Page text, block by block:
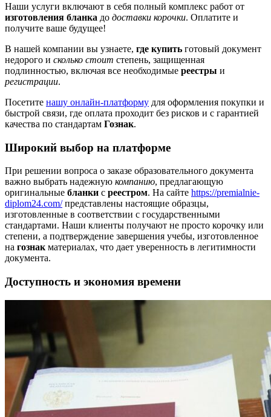
Наши услуги включают в себя полный комплекс работ от
изготовления бланка до доставки корочки. Оплатите и
получите ваше будущее!
В нашей компании вы узнаете, где купить готовый документ
недорого и сколько стоит степень, защищенная
подлинностью, включая все необходимые реестры и
регистрации.
Посетите нашу онлайн-платформу для оформления покупки и
быстрой связи, где оплата проходит без рисков и с гарантией
качества по стандартам Гознак.
Широкий выбор на платформе
При решении вопроса о заказе образовательного документа
важно выбрать надежную компанию, предлагающую
оригинальные бланки с реестром. На сайте https://premialnie-
diplom24.com/представлены настоящие образцы,
изготовленные в соответствии с государственными
стандартами. Наши клиенты получают не просто корочку или
степени, а подтверждение завершения учебы, изготовленное
на гознак материалах, что дает уверенность в легитимности
документа.
Доступность и экономия времени